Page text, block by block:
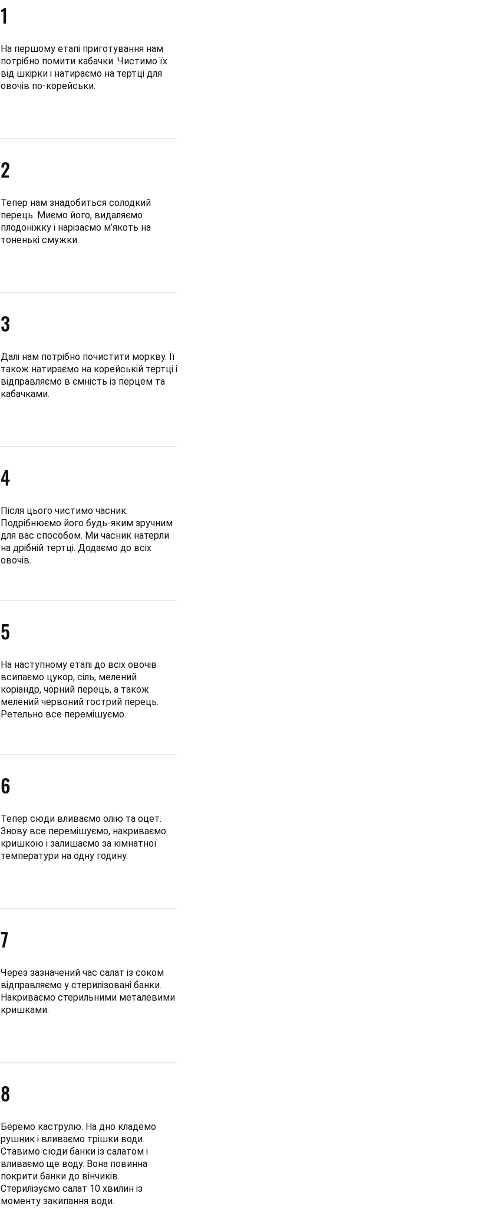
1
На першому етапі приготування нам
потрібно помити кабачки. Чистимо їх
від шкірки і натираємо на тертці для
овочів по-корейськи.
2
Тепер нам знадобиться солодкий
перець. Миємо його, видаляємо
плодоніжку і нарізаємо м’якоть на
тоненькі смужки.
3
Далі нам потрібно почистити моркву. Її
також натираємо на корейській тертці і
відправляємо в ємність із перцем та
кабачками.
4
Після цього чистимо часник.
Подрібнюємо його будь-яким зручним
для вас способом. Ми часник натерли
на дрібній тертці. Додаємо до всіх
овочів.
5
На наступному етапі до всіх овочів
всипаємо цукор, сіль, мелений
коріандр, чорний перець, а також
мелений червоний гострий перець.
Ретельно все перемішуємо.
6
Тепер сюди вливаємо олію та оцет.
Знову все перемішуємо, накриваємо
кришкою і залишаємо за кімнатної
температури на одну годину.
7
Через зазначений час салат із соком
відправляємо у стерилізовані банки.
Накриваємо стерильними металевими
кришками.
8
Беремо каструлю. На дно кладемо
рушник і вливаємо трішки води.
Ставимо сюди банки із салатом і
вливаємо ще воду. Вона повинна
покрити банки до вінчиків.
Стерилізуємо салат 10 хвилин із
моменту закипання води.